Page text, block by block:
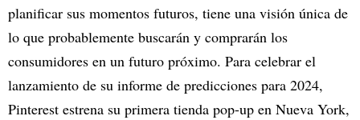
planificar sus momentos futuros, tiene una visión única de
lo que probablemente buscarán y comprarán los
consumidores en un futuro próximo. Para celebrar el
lanzamiento de su informe de predicciones para 2024,
Pinterest estrena su primera tienda pop-up en Nueva York,